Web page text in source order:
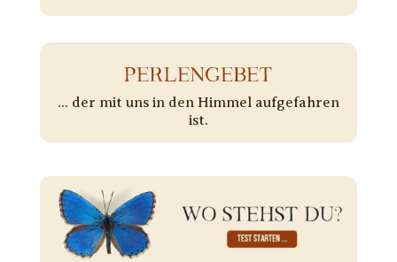
PERLENGEBET
... der mit uns in den Himmel aufgefahren
ist.